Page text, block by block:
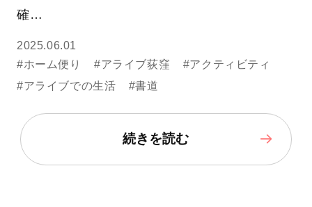
確…
2025.06.01
#ホーム便り
#アライブ荻窪
#アクティビティ
#アライブでの生活
#書道
続きを読む